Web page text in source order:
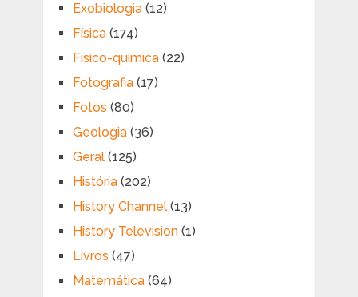
Exobiologia(12)
Física(174)
Físico-química(22)
Fotografia(17)
Fotos (80)
Geologia(36)
Geral(125)
História(202)
History Channel(13)
History Television(1)
Livros (47)
Matemática(64)